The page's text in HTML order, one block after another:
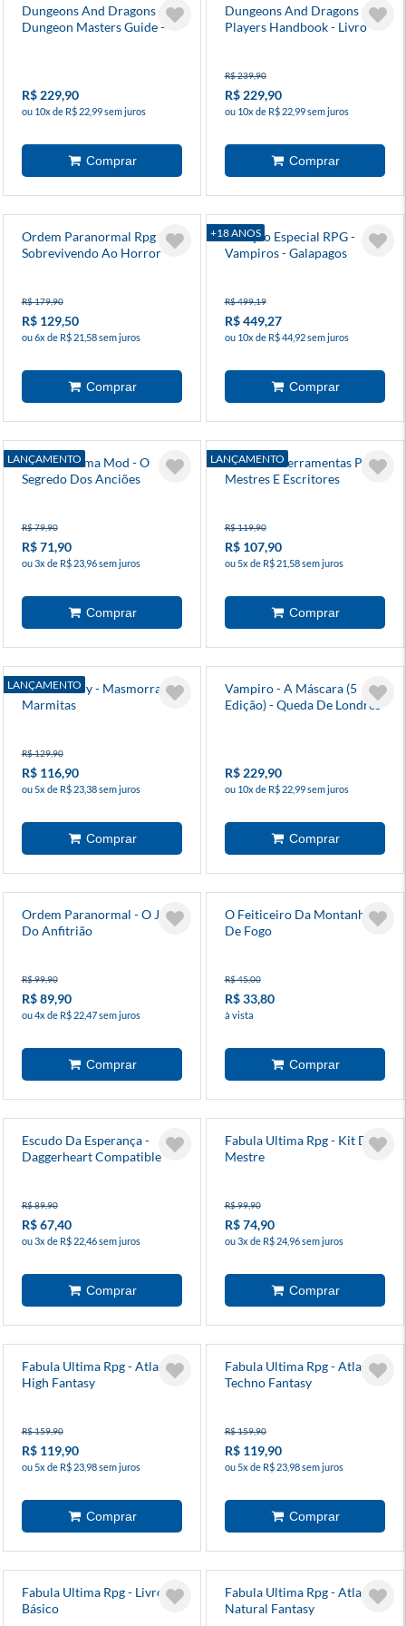
Dungeons And Dragons -
Dungeon Masters Guide -
R$ 229,90
ou 10x de R$ 22,99 sem juros
Dungeons And Dragons -
Players Handbook - Livro
R$ 239,90
R$ 229,90
ou 10x de R$ 22,99 sem juros
Ordem Paranormal Rpg -
Sobrevivendo Ao Horror
R$ 179,90
R$ 129,50
ou 6x de R$ 21,58 sem juros
+18 ANOS
Coleção Especial RPG -
Vampiros - Galapagos
R$ 499,19
R$ 449,27
ou 10x de R$ 44,92 sem juros
LANÇAMENTO
Fabula Ultima Mod - O
Segredo Dos Anciões
R$ 79,90
R$ 71,90
ou 3x de R$ 23,96 sem juros
LANÇAMENTO
Toolbox - Ferramentas Para
Mestres E Escritores
R$ 119,90
R$ 107,90
ou 5x de R$ 21,58 sem juros
LANÇAMENTO
3det Victory - Masmorras E
Marmitas
R$ 129,90
R$ 116,90
ou 5x de R$ 23,38 sem juros
Vampiro - A Máscara (5
Edição) - Queda De Londres
R$ 229,90
ou 10x de R$ 22,99 sem juros
Ordem Paranormal - O Jogo
Do Anfitrião
R$ 99,90
R$ 89,90
ou 4x de R$ 22,47 sem juros
O Feiticeiro Da Montanha
De Fogo
R$ 45,00
R$ 33,80
à vista
Escudo Da Esperança -
Daggerheart Compatible
R$ 89,90
R$ 67,40
ou 3x de R$ 22,46 sem juros
Fabula Ultima Rpg - Kit Do
Mestre
R$ 99,90
R$ 74,90
ou 3x de R$ 24,96 sem juros
Fabula Ultima Rpg - Atlas
High Fantasy
R$ 159,90
R$ 119,90
ou 5x de R$ 23,98 sem juros
Fabula Ultima Rpg - Atlas
Techno Fantasy
R$ 159,90
R$ 119,90
ou 5x de R$ 23,98 sem juros
Fabula Ultima Rpg - Livro
Básico
Fabula Ultima Rpg - Atlas
Natural Fantasy